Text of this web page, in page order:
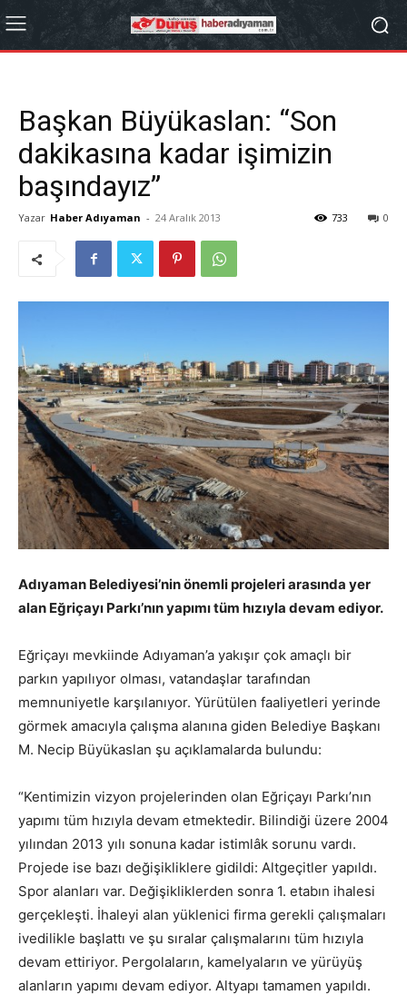
Başkan Büyükaslan: “Son
dakikasına kadar işimizin
başındayız”
Yazar Haber Adıyaman - 24 Aralık 2013 0
733
Adıyaman Belediyesi’nin önemli projeleri arasında yer
alan Eğriçayı Parkı’nın yapımı tüm hızıyla devam ediyor.
Eğriçayı mevkiinde Adıyaman’a yakışır çok amaçlı bir
parkın yapılıyor olması, vatandaşlar tarafından
memnuniyetle karşılanıyor. Yürütülen faaliyetleri yerinde
görmek amacıyla çalışma alanına giden Belediye Başkanı
M. Necip Büyükaslan şu açıklamalarda bulundu:
“Kentimizin vizyon projelerinden olan Eğriçayı Parkı’nın
yapımı tüm hızıyla devam etmektedir. Bilindiği üzere 2004
yılından 2013 yılı sonuna kadar istimlâk sorunu vardı.
Projede ise bazı değişikliklere gidildi: Altgeçitler yapıldı.
Spor alanları var. Değişikliklerden sonra 1. etabın ihalesi
gerçekleşti. İhaleyi alan yüklenici firma gerekli çalışmaları
ivedilikle başlattı ve şu sıralar çalışmalarını tüm hızıyla
devam ettiriyor. Pergolaların, kamelyaların ve yürüyüş
alanların yapımı devam ediyor. Altyapı tamamen yapıldı.